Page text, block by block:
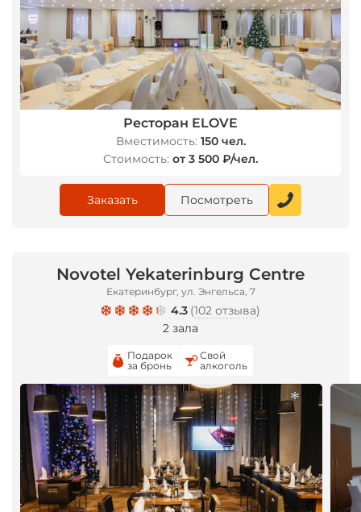
Ресторан ELOVE
Вместимость: 150 чел.
Стоимость: от 3 500 ₽/чел.
Заказать Посмотреть
Novotel Yekaterinburg Centre
Екатеринбург, ул. Энгельса, 7
4.3 (102 отзыва)
2 зала
Подарок
за бронь
Свой
алкоголь
*